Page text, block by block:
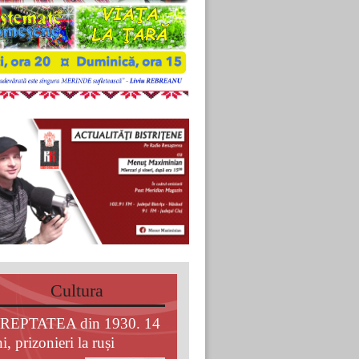
Cultura
din 1930. 14
prizonieri la ruși